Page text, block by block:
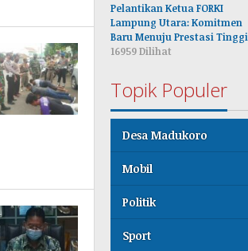
Pelantikan Ketua FORKI
Lampung Utara: Komitmen
Baru Menuju Prestasi Tinggi
16959 Dilihat
Topik Populer
Desa Madukoro
Mobil
Politik
Sport